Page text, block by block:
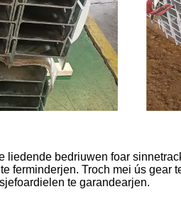
bedriuwen foar
ferminderjen. Troch mei ús gear
te garandearjen.